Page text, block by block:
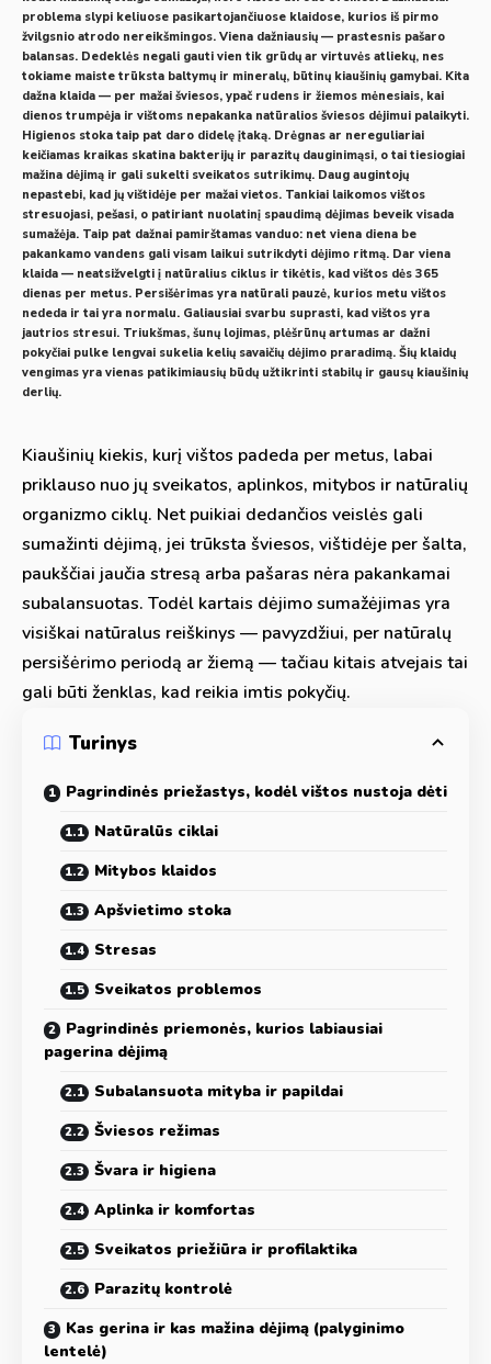
problema slypi keliuose pasikartojančiuose klaidose, kurios iš pirmo
žvilgsnio atrodo nereikšmingos. Viena dažniausių — prastesnis pašaro
balansas. Dedeklės negali gauti vien tik grūdų ar virtuvės atliekų, nes
tokiame maiste trūksta baltymų ir mineralų, būtinų kiaušinių gamybai. Kita
dažna klaida — per mažai šviesos, ypač rudens ir žiemos mėnesiais, kai
dienos trumpėja ir vištoms nepakanka natūralios šviesos dėjimui palaikyti.
Higienos stoka taip pat daro didelę įtaką. Drėgnas ar nereguliariai
keičiamas kraikas skatina bakterijų ir parazitų dauginimąsi, o tai tiesiogiai
mažina dėjimą ir gali sukelti sveikatos sutrikimų. Daug augintojų
nepastebi, kad jų vištidėje per mažai vietos. Tankiai laikomos vištos
stresuojasi, pešasi, o patiriant nuolatinį spaudimą dėjimas beveik visada
sumažėja. Taip pat dažnai pamirštamas vanduo: net viena diena be
pakankamo vandens gali visam laikui sutrikdyti dėjimo ritmą. Dar viena
klaida — neatsižvelgti į natūralius ciklus ir tikėtis, kad vištos dės 365
dienas per metus. Persišėrimas yra natūrali pauzė, kurios metu vištos
nededa ir tai yra normalu. Galiausiai svarbu suprasti, kad vištos yra
jautrios stresui. Triukšmas, šunų lojimas, plėšrūnų artumas ar dažni
pokyčiai pulke lengvai sukelia kelių savaičių dėjimo praradimą. Šių klaidų
vengimas yra vienas patikimiausių būdų užtikrinti stabilų ir gausų kiaušinių
derlių.
Kiaušinių kiekis, kurį vištos padeda per metus, labai
priklauso nuo jų sveikatos, aplinkos, mitybos ir natūralių
organizmo ciklų. Net puikiai dedančios veislės gali
sumažinti dėjimą, jei trūksta šviesos, vištidėje per šalta,
paukščiai jaučia stresą arba pašaras nėra pakankamai
subalansuotas. Todėl kartais dėjimo sumažėjimas yra
visiškai natūralus reiškinys — pavyzdžiui, per natūralų
persišėrimo periodą ar žiemą — tačiau kitais atvejais tai
gali būti ženklas, kad reikia imtis pokyčių.
Turinys
Pagrindinės priežastys, kodėl vištos nustoja dėti
Natūralūs ciklai
Mitybos klaidos
Apšvietimo stoka
Stresas
Sveikatos problemos
Pagrindinės priemonės, kurios labiausiai
pagerina dėjimą
Subalansuota mityba ir papildai
Šviesos režimas
Švara ir higiena
Aplinka ir komfortas
Sveikatos priežiūra ir profilaktika
Parazitų kontrolė
Kas gerina ir kas mažina dėjimą (palyginimo
lentelė)